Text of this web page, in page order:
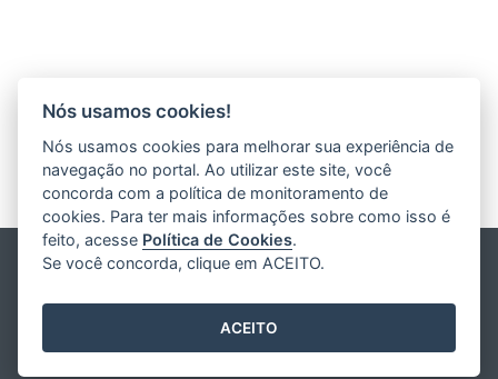
Nós usamos cookies!
Nós usamos cookies para melhorar sua experiência de
navegação no portal. Ao utilizar este site, você
concorda com a política de monitoramento de
cookies. Para ter mais informações sobre como isso é
feito, acesse Política de Cookies.
Se você concorda, clique em ACEITO.
ACEITO